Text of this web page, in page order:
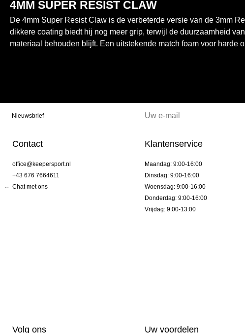
4MM SUPER RESIST CLAW
De 4mm Super Resist Claw is de verbeterde versie van de 3mm
dikkere coating biedt hij nog meer grip, terwijl de duurzaamheid
materiaal behouden blijft. Een uitstekende match foam voor harde
Nieuwsbrief
Contact
office@keepersport.nl
+43 676 7664611
Chat met ons
Klantenservice
Maandag: 9:00-16:00
Dinsdag: 9:00-16:00
Woensdag: 9:00-16:00
Donderdag: 9:00-16:00
Vrijdag: 9:00-13:00
Volg ons Uw voordelen